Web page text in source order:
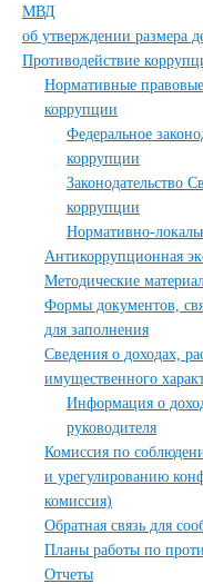
МВД
об утверждении размера
Противодействие
Нормативные
коррупции
Федеральное
коррупции
Законодательство
коррупции
Нормативно-
Антикоррупционная
Методические
Формы документов,
для заполнения
Сведения о доходах,
имущественного
Информация о
руководителя
Комиссия по
и урегулированию
комиссия)
Обратная связь для
Планы работы по
Отчеты